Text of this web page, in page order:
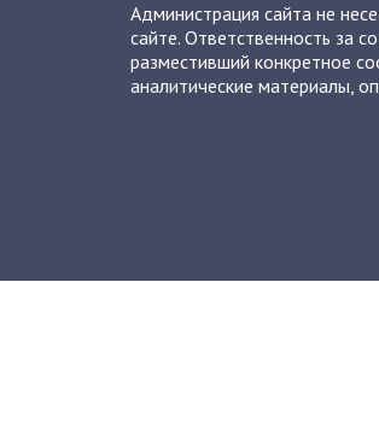
Администрация сайта не
сайте. Ответственность за
разместивший конкретное
аналитические материалы,